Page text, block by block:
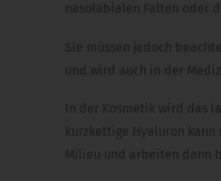
nasolabialen Falten oder
Sie müssen jedoch
und wird auch in der
In der Kosmetik wird das
kurzkettige Hyaluron
Milieu und arbeiten dann